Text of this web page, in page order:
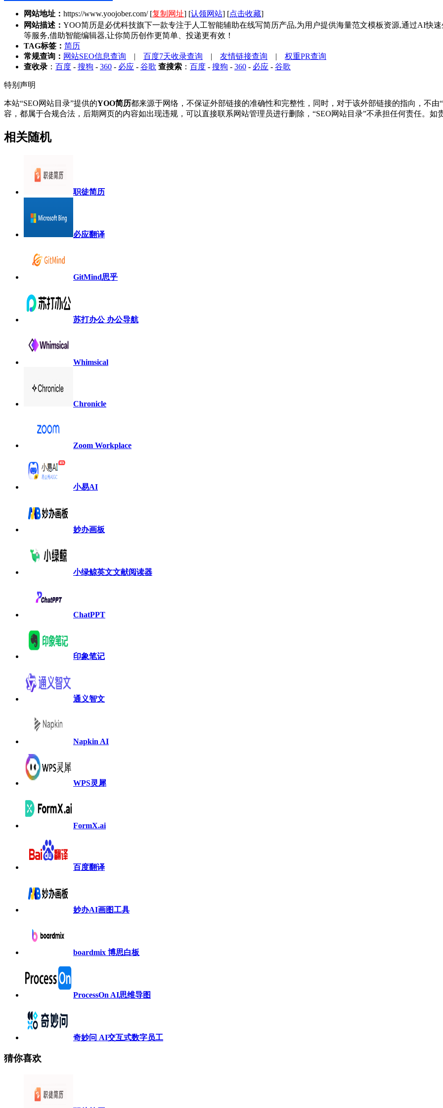
网站地址： https://www.yoojober.com/ [复制网址] [认领网站] [点击收藏]
网站描述： YOO简历是必优科技旗下一款专注于人工智能辅助在线写简历产品,为用户提供海量范文模板资源,通过AI快
等服务,借助智能编辑器,让你简历创作更简单、投递更有效！
TAG标签： 简历
常规查询： 网站SEO信息查询 | 百度7天收录查询 | 友情链接查询 | 权重PR查询
查收录 ： 百度 - 搜狗 - 360 - 必应 - 谷歌 查搜索 ： 百度 - 搜狗 - 360 - 必应 - 谷歌
特别声明
本站“SEO网站目录”提供的YOO简历都来源于网络，不保证外部链接的准确性和完整性，同时，对于该外部链接的指向，不由
容，都属于合规合法，后期网页的内容如出现违规，可以直接联系网站管理员进行删除，“SEO网站目录”不承担任何责任。
相关随机
职徒简历
必应翻译
GitMind思乎
苏打办公 办公导航
Whimsical
Chronicle
Zoom Workplace
小易AI
妙办画板
小绿鲸英文文献阅读器
ChatPPT
印象笔记
通义智文
Napkin AI
WPS灵犀
FormX.ai
百度翻译
妙办AI画图工具
boardmix 博思白板
ProcessOn AI思维导图
奇妙问 AI交互式数字员工
猜你喜欢